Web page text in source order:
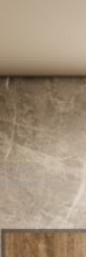
для
душевых